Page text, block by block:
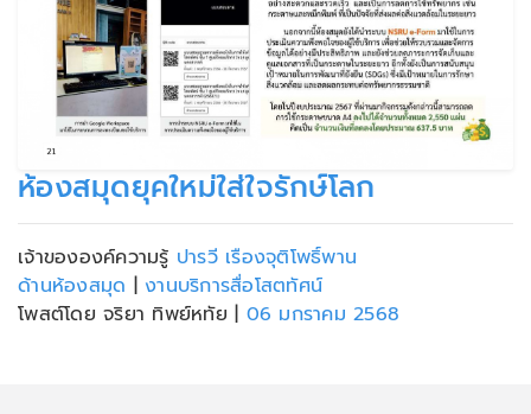
ห้องสมุดยุคใหม่ใส่ใจรักษ์โลก
เจ้าขององค์ความรู้ ปารวี เรืองจุติโพธิ์พาน
ด้านห้องสมุด | งานบริการสื่อโสตทัศน์
โพสต์โดย จริยา ทิพย์หทัย | 06 มกราคม 2568